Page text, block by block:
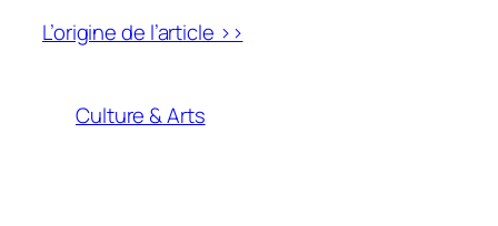
L’origine de l’article >>
Culture & Arts